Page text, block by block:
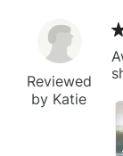
Reviewed
by Katie